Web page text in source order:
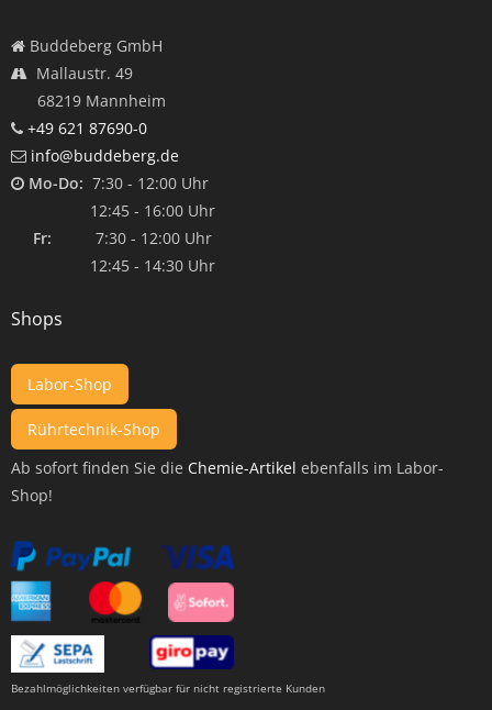
Buddeberg GmbH
Mallaustr. 49
68219 Mannheim
+49 621 87690-0
info@buddeberg.de
Mo-Do: 7:30 - 12:00 Uhr
12:45 - 16:00 Uhr
Fr: 7:30 - 12:00 Uhr
12:45 - 14:30 Uhr
Shops
Labor-Shop
Rührtechnik-Shop
Ab sofort finden Sie die Chemie-Artikel ebenfalls im Labor-
Shop!
Bezahlmöglichkeiten verfügbar für nicht registrierte Kunden